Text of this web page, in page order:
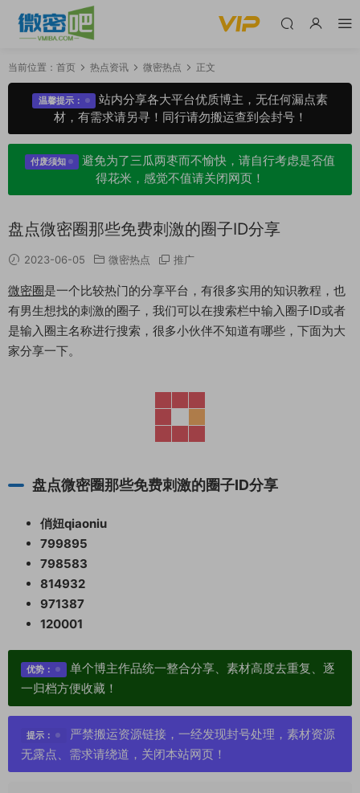
当前位置： 首页 热点资讯 微密热点 正文
温馨提示：
站内分享各大平台优质博主，无任何漏点素
材，有需求请另寻！同行请勿搬运查到会封号！
付废须知
避免为了三瓜两枣而不愉快，请自行考虑是否值
得花米，感觉不值请关闭网页！
盘点微密圈那些免费刺激的圈子ID分享
2023-06-05 微密热点 推广
微密圈是一个比较热门的分享平台，有很多实用的知识教程，也
有男生想找的刺激的圈子，我们可以在搜索栏中输入圈子ID或者
是输入圈主名称进行搜索，很多小伙伴不知道有哪些，下面为大
家分享一下。
盘点微密圈那些免费刺激的圈子ID分享
俏妞qiaoniu
799895
798583
814932
971387
120001
优势：
单个博主作品统一整合分享、素材高度去重复、逐
一归档方便收藏！
提示：
严禁搬运资源链接，一经发现封号处理，素材资源
无露点、需求请绕道，关闭本站网页！